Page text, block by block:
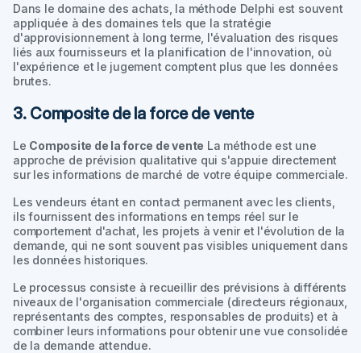
Dans le domaine des achats, la méthode Delphi est souvent
appliquée à des domaines tels que la stratégie
d'approvisionnement à long terme, l'évaluation des risques
liés aux fournisseurs et la planification de l'innovation, où
l'expérience et le jugement comptent plus que les données
brutes.
3. Composite de la force de vente
Le Composite de la force de vente La méthode est une
approche de prévision qualitative qui s'appuie directement
sur les informations de marché de votre équipe commerciale.
Les vendeurs étant en contact permanent avec les clients,
ils fournissent des informations en temps réel sur le
comportement d'achat, les projets à venir et l'évolution de la
demande, qui ne sont souvent pas visibles uniquement dans
les données historiques.
Le processus consiste à recueillir des prévisions à différents
niveaux de l'organisation commerciale (directeurs régionaux,
représentants des comptes, responsables de produits) et à
combiner leurs informations pour obtenir une vue consolidée
de la demande attendue.